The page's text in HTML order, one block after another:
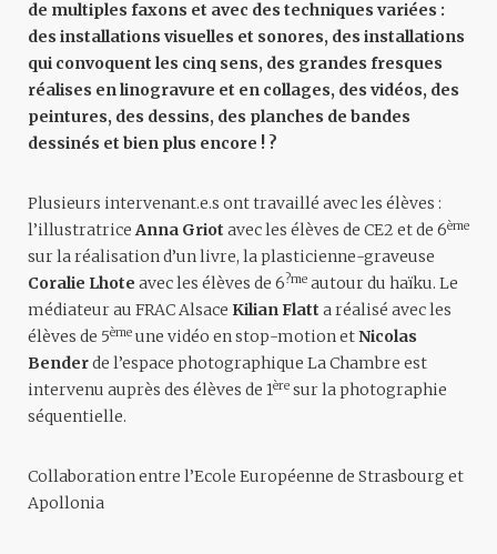
de multiples faxons et avec des techniques variées :
des installations visuelles et sonores, des installations
qui convoquent les cinq sens, des grandes fresques
réalises en linogravure et en collages, des vidéos, des
peintures, des dessins, des planches de bandes
dessinés et bien plus encore ! ?
Plusieurs intervenant.e.s ont travaillé avec les élèves :
l’illustratriceAnna Griot avec les élèves de CE2 et de 6ème
sur la réalisation d’un livre, la plasticienne-graveuse
Coralie Lhote avec les élèves de 6?me autour du haïku. Le
médiateur au FRAC Alsace Kilian Flatt a réalisé avec les
élèves de 5ème une vidéo en stop-motion etNicolas
Benderde l’espace photographique La Chambre est
intervenu auprès des élèves de 1ère sur la photographie
séquentielle.
Collaboration entre l’Ecole Européenne de Strasbourg et
Apollonia